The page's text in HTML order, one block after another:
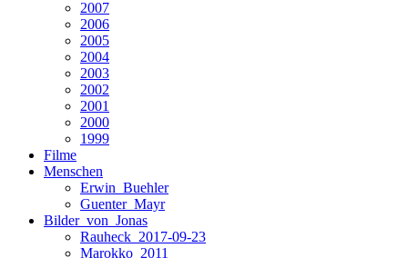
2007
2006
2005
2004
2003
2002
2001
2000
1999
Filme
Menschen
Erwin_Buehler
Guenter_Mayr
Bilder_von_Jonas
Rauheck_2017-09-23
Marokko_2011